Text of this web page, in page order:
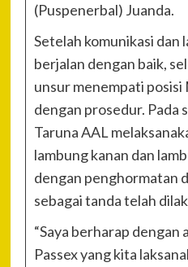
(Puspenerbal) Juanda.
Setelah komunikasi dan
berjalan dengan baik,
unsur menempati posisi
dengan prosedur. Pada
Taruna AAL
lambung kanan dan
dengan penghormatan
sebagai tanda telah
“Saya berharap dengan
Passex yang kita